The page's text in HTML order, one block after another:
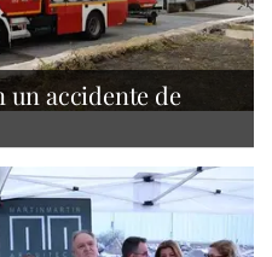
un accidente de